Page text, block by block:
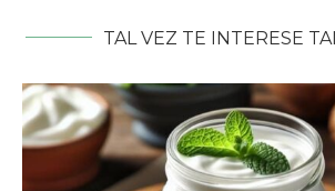
TAL VEZ TE INTERESE